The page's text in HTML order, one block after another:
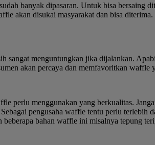
banyak dipasaran. Untuk bisa bersaing
akan disukai masyarakat dan bisa
sangat menguntungkan jika dijalankan.
akan percaya dan memfavoritkan waffle
perlu menggunakan yang berkualitas.
pengusaha waffle tentu perlu
bahan waffle ini misalnya tepung